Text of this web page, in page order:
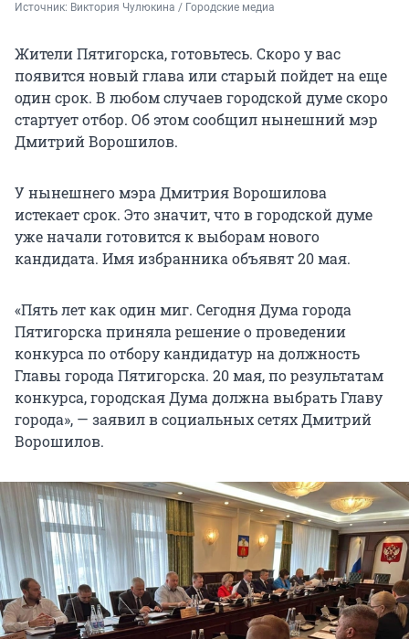
Источник: Виктория Чулюкина / Городские медиа
Жители Пятигорска, готовьтесь. Скоро у вас
появится новый глава или старый пойдет на еще
один срок. В любом случаев городской думе скоро
стартует отбор. Об этом сообщил нынешний мэр
Дмитрий Ворошилов.
У нынешнего мэра Дмитрия Ворошилова
истекает срок. Это значит, что в городской думе
уже начали готовится к выборам нового
кандидата. Имя избранника объявят 20 мая.
«Пять лет как один миг. Сегодня Дума города
Пятигорска приняла решение о проведении
конкурса по отбору кандидатур на должность
Главы города Пятигорска. 20 мая, по результатам
конкурса, городская Дума должна выбрать Главу
города», — заявил в социальных сетях Дмитрий
Ворошилов.